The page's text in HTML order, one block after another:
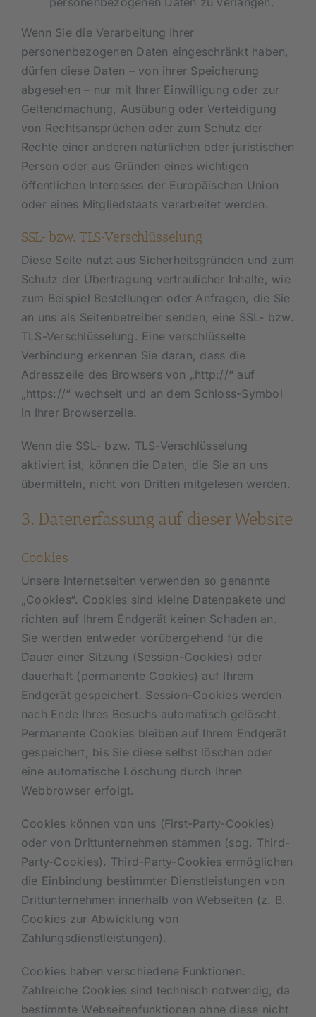
Wenn Sie die Verarbeitung Ihrer
personenbezogenen Daten eingeschränkt haben,
dürfen diese Daten – von ihrer Speicherung
abgesehen – nur mit Ihrer Einwilligung oder zur
Geltendmachung, Ausübung oder Verteidigung
von Rechtsansprüchen oder zum Schutz der
Rechte einer anderen natürlichen oder juristischen
Person oder aus Gründen eines wichtigen
öffentlichen Interesses der Europäischen Union
oder eines Mitgliedstaats verarbeitet werden.
SSL- bzw. TLS-Verschlüsselung
Diese Seite nutzt aus Sicherheitsgründen und zum
Schutz der Übertragung vertraulicher Inhalte, wie
zum Beispiel Bestellungen oder Anfragen, die Sie
an uns als Seitenbetreiber senden, eine SSL- bzw.
TLS-Verschlüsselung. Eine verschlüsselte
Verbindung erkennen Sie daran, dass die
Adresszeile des Browsers von „http://“ auf
„https://“ wechselt und an dem Schloss-Symbol
in Ihrer Browserzeile.
Wenn die SSL- bzw. TLS-Verschlüsselung
aktiviert ist, können die Daten, die Sie an uns
übermitteln, nicht von Dritten mitgelesen werden.
3. Datenerfassung auf dieser Website
Cookies
Unsere Internetseiten verwenden so genannte
„Cookies“. Cookies sind kleine Datenpakete und
richten auf Ihrem Endgerät keinen Schaden an.
Sie werden entweder vorübergehend für die
Dauer einer Sitzung (Session-Cookies) oder
dauerhaft (permanente Cookies) auf Ihrem
Endgerät gespeichert. Session-Cookies werden
nach Ende Ihres Besuchs automatisch gelöscht.
Permanente Cookies bleiben auf Ihrem Endgerät
gespeichert, bis Sie diese selbst löschen oder
eine automatische Löschung durch Ihren
Webbrowser erfolgt.
Cookies können von uns (First-Party-Cookies)
oder von Drittunternehmen stammen (sog. Third-
Party-Cookies). Third-Party-Cookies ermöglichen
die Einbindung bestimmter Dienstleistungen von
Drittunternehmen innerhalb von Webseiten (z. B.
Cookies zur Abwicklung von
Zahlungsdienstleistungen).
Cookies haben verschiedene Funktionen.
Zahlreiche Cookies sind technisch notwendig, da
bestimmte Webseitenfunktionen ohne diese nicht